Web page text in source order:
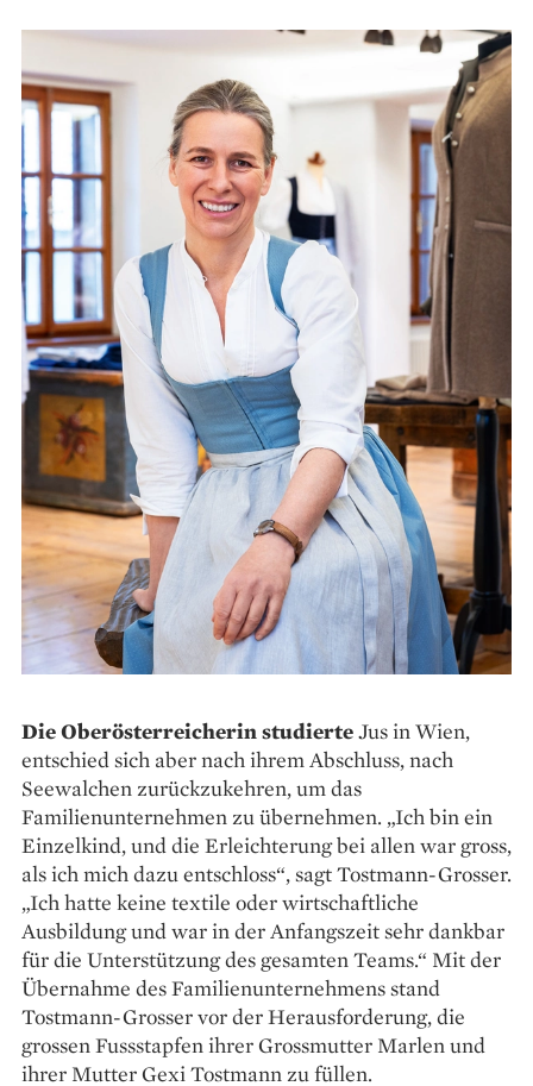
Die Oberösterreicherin studierteJus in Wien,
entschied sich aber nach ihrem Abschluss, nach
Seewalchen zurückzukehren, um das
Familienunternehmen zu übernehmen. „Ich bin ein
Einzelkind, und die Erleichterung bei allen war gross,
als ich mich dazu entschloss“, sagt Tostmann-Grosser.
„Ich hatte keine textile oder wirtschaftliche
Ausbildung und war in der Anfangszeit sehr dankbar
für die Unterstützung des gesamten Teams.“ Mit der
Übernahme des Familien­unter­nehmens stand
Tostmann-Grosser vor der Heraus­forderung, die
grossen Fussstapfen ihrer Grossmutter Marlen und
ihrer Mutter Gexi Tostmann zu füllen.